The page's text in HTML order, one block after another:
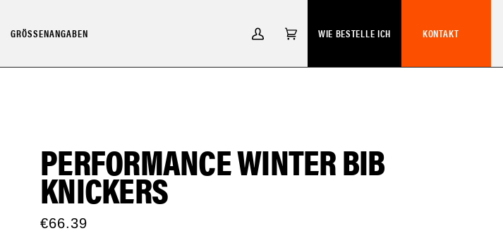
GRÖSSENANGABEN
MEIN
EINKAUFSWAGEN
(0) WIE BESTELLE ICH KONTAKT
PERFORMANCE WINTER BIB
KNICKERS
€66.39